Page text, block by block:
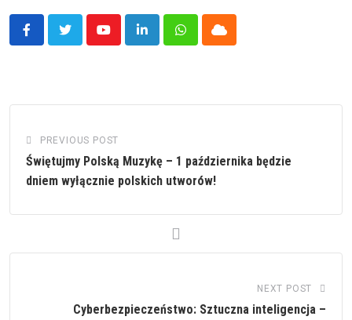
YoutubeLinkedInWhatsappCloud
PREVIOUS POST
Świętujmy Polską Muzykę – 1 października będzie
dniem wyłącznie polskich utworów!
NEXT POST
Cyberbezpieczeństwo: Sztuczna inteligencja –